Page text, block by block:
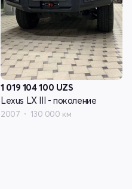
1 019 104 100 UZS
Lexus LX III - поколение
2007 130 000 км